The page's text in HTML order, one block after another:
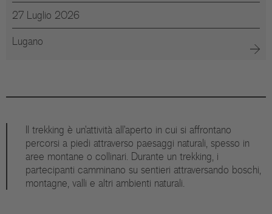
27 Luglio 2026
Lugano
Il trekking è un'attività all'aperto in cui si affrontano
percorsi a piedi attraverso paesaggi naturali, spesso in
aree montane o collinari. Durante un trekking, i
partecipanti camminano su sentieri attraversando boschi,
montagne, valli e altri ambienti naturali.